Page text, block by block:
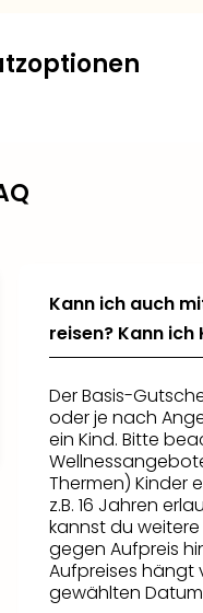
Kann ich auch
reisen? Kann
Der Basis-
oder je nach
ein Kind. Bitte
Thermen) Kinder
z.B. 16 Jahren
kannst du weitere
gegen Aufpreis
Aufpreises
gewählten